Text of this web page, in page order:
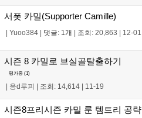
서폿 카밀(Supporter Camille)
Yuoo384 댓글: 1개 조회: 20,863 12-01
시즌 8 카밀로 브실골탈출하기
평가중 (1)
응d루피 조회: 14,614 11-19
시즌8프리시즌 카밀 룬 템트리 공략